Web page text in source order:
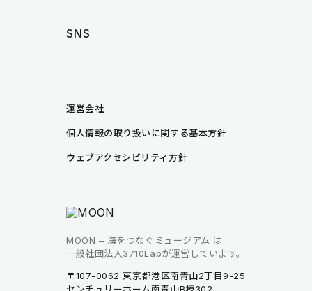
SNS
運営会社
個人情報の取り扱いに関する基本方針
ウェブアクセシビリティ方針
MOON – 海をつなぐミュージアム は
一般社団法人3710Labが運営しています。
〒107-0062 東京都港区南青山2丁目9-25